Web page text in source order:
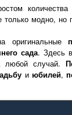
количества
только модно,
оригинальные
сада. Здесь
любой случай.
и юбилей,